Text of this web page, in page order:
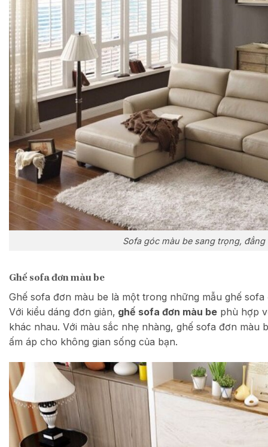
Sofa góc màu be sang trọng, đẳng
Ghế sofa đơn màu be
Ghế sofa đơn màu be là một trong những mẫu ghế
Với kiểu dáng đơn giản, ghế sofa đơn màu be phù hợp
khác nhau. Với màu sắc nhẹ nhàng, ghế sofa đơn màu
ấm áp cho không gian sống của bạn.